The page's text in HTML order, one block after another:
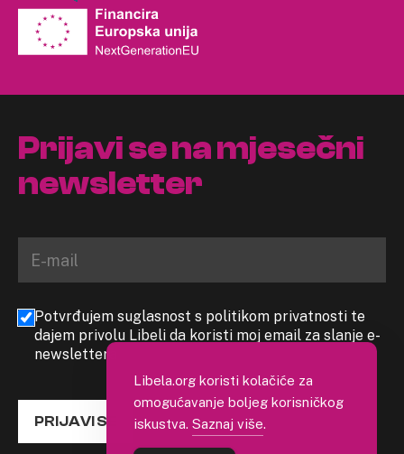
Prijavi se na mjesečni
newsletter
Potvrđujem suglasnost s politikom privatnosti te
dajem privolu Libeli da koristi moj email za slanje e-
newslettera
PRIJAVI SE
Libela.org koristi kolačiće za
omogućavanje boljeg korisničkog
iskustva. Saznaj više.